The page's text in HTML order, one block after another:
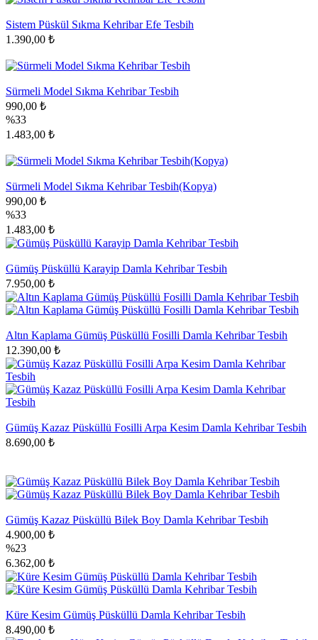
Sistem Püskül Sıkma Kehribar Efe Tesbih
1.390,00 ₺
Sürmeli Model Sıkma Kehribar Tesbih
990,00 ₺
%33
1.483,00 ₺
Sürmeli Model Sıkma Kehribar Tesbih(Kopya)
990,00 ₺
%33
1.483,00 ₺
Gümüş Püsküllü Karayip Damla Kehribar Tesbih
7.950,00 ₺
Altın Kaplama Gümüş Püsküllü Fosilli Damla Kehribar Tesbih
12.390,00 ₺
Gümüş Kazaz Püsküllü Fosilli Arpa Kesim Damla Kehribar Tesbih
8.690,00 ₺
Gümüş Kazaz Püsküllü Bilek Boy Damla Kehribar Tesbih
4.900,00 ₺
%23
6.362,00 ₺
Küre Kesim Gümüş Püsküllü Damla Kehribar Tesbih
8.490,00 ₺